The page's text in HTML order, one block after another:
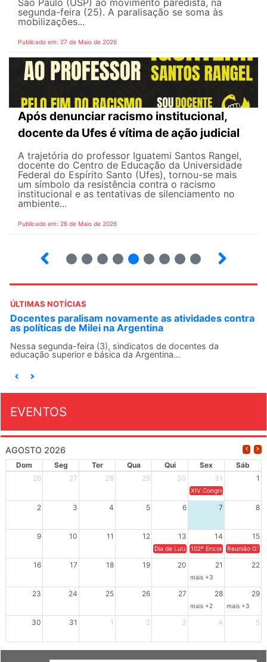
São Paulo (USP) ao movimento paredista, na
segunda-feira (25). A paralisação se soma às
mobilizações...
Publicado em: 27 de Maio de 2026
Após denunciar racismo institucional,
docente da Ufes é vítima de ação judicial
A trajetória do professor Iguatemi Santos Rangel,
docente do Centro de Educação da Universidade
Federal do Espírito Santo (Ufes), tornou-se mais
um símbolo da resistência contra o racismo
institucional e as tentativas de silenciamento no
ambiente...
Publicado em: 26 de Maio de 2026
ÚLTIMAS NOTÍCIAS
ANDES-SN convoca docentes para Dia de
Solidariedade Internacionalista com Cuba em 13 de
agosto
O ANDES-SN conclama suas seções sindicais e o conjunto
EVENTOS
AGOSTO 2026
Dom Seg Ter Qua Qui Sex
Sáb
26
27 28 29 30 31 1
XIV Congresso Brasileiro
2 3 4 5 6 7 8
9 10 11 12 13 14 15
Dia de Luta em Defesa de Cuba e da
102º Encontro da
Reunião
16 17 18 19 20 21 22
mais +3
23 24 25 26 27 28 29
mais +2 mais +3
30 31 1 2 3 4 5